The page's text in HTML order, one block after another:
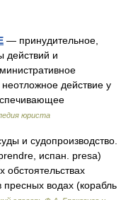
— принудительное,
действий и
действие у
юриста
и судопроизводство.
испан. presa)
обстоятельствах
водах (корабль